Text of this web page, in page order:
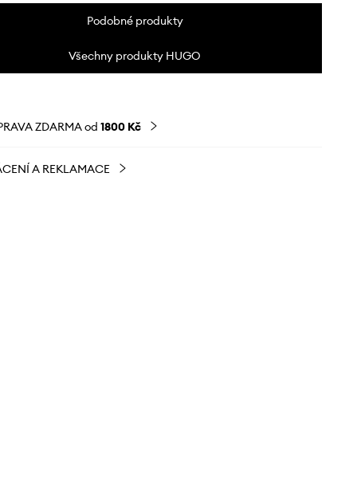
Podobné produkty
Všechny produkty HUGO
ZDARMA od 1800 Kč
A REKLAMACE